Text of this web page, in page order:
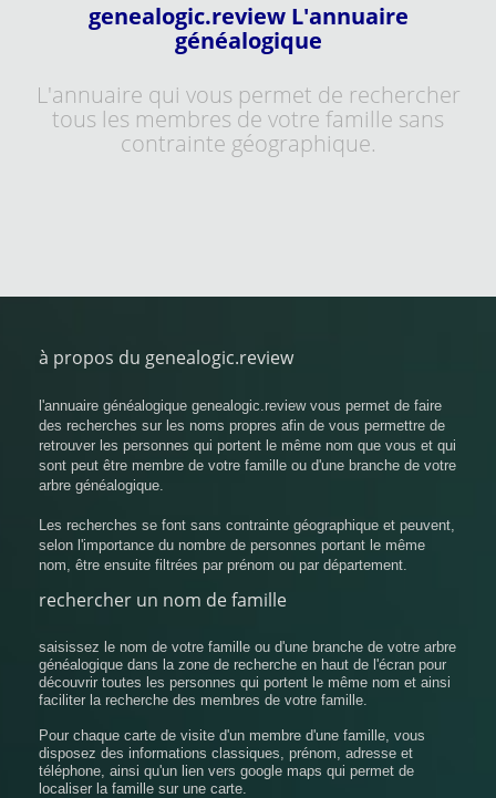
genealogic.review L'annuaire
généalogique
L'annuaire qui vous permet de rechercher
tous les membres de votre famille sans
contrainte géographique.
à propos du genealogic.review
l'annuaire généalogique genealogic.review vous permet de faire
des recherches sur les noms propres afin de vous permettre de
retrouver les personnes qui portent le même nom que vous et qui
sont peut être membre de votre famille ou d'une branche de votre
arbre généalogique.
Les recherches se font sans contrainte géographique et peuvent,
selon l'importance du nombre de personnes portant le même
nom, être ensuite filtrées par prénom ou par département.
rechercher un nom de famille
saisissez le nom de votre famille ou d'une branche de votre arbre
généalogique dans la zone de recherche en haut de l'écran pour
découvrir toutes les personnes qui portent le même nom et ainsi
faciliter la recherche des membres de votre famille.
Pour chaque carte de visite d'un membre d'une famille, vous
disposez des informations classiques, prénom, adresse et
téléphone, ainsi qu'un lien vers google maps qui permet de
localiser la famille sur une carte.